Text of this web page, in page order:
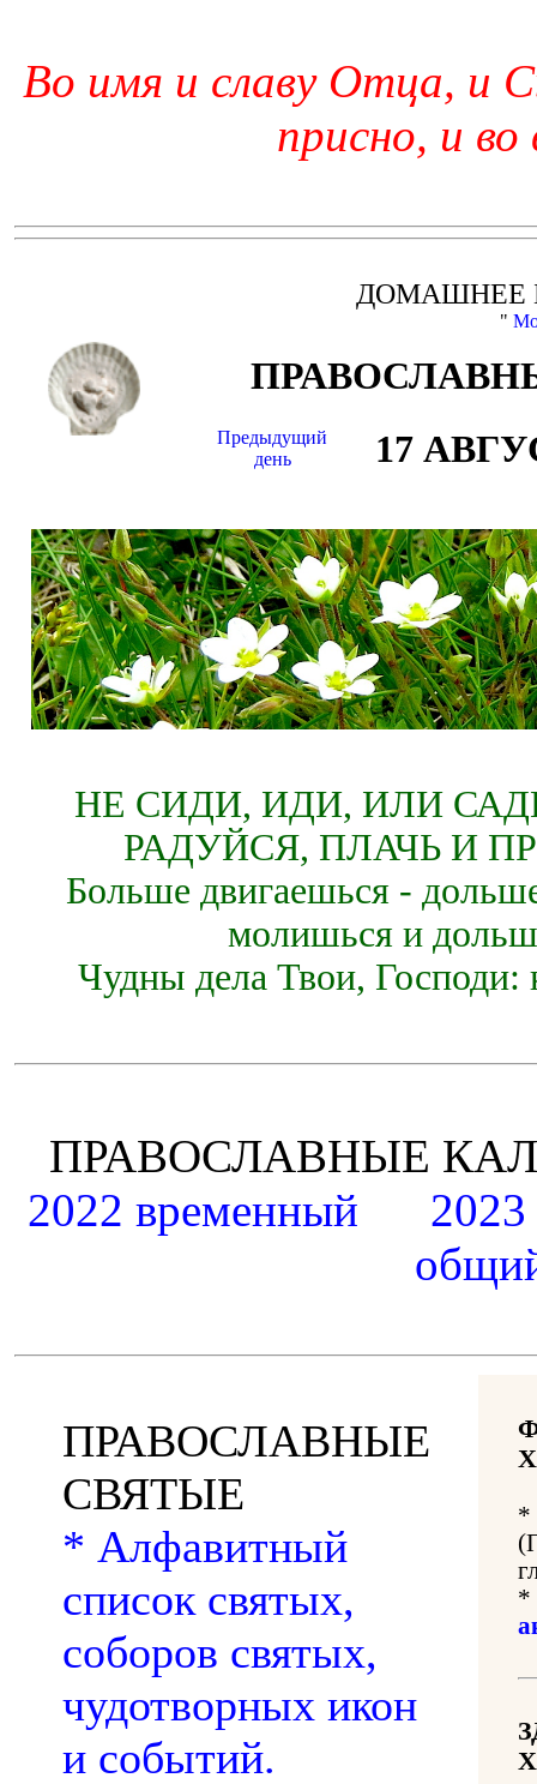
Во имя и славу Отца, и
присно, и во
ДОМАШНЕЕ
"
Предыдущий
день
17
НЕ СИДИ, ИДИ, ИЛИ
РАДУЙСЯ, ПЛАЧЬ И
Больше двигаешься -
молишься и
Чудны дела Твои, Господи:
ПРАВОСЛАВНЫЕ
2022 временный
ПРАВОСЛАВНЫЕ
СВЯТЫЕ
* Алфавитный
список святых,
соборов святых,
чудотворных икон
и событий.
*
*